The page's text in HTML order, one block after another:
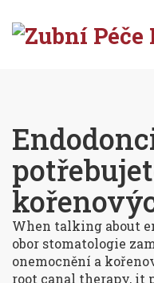
When talking about
obor stomatologie
onemocnění a
root canal therapy, it